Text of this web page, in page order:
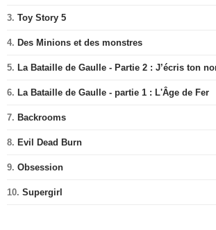
3. Toy Story 5
4. Des Minions et des monstres
5. La Bataille de Gaulle - Partie 2 : J’écris ton
6. La Bataille de Gaulle - partie 1 : L'Âge de Fer
7. Backrooms
8. Evil Dead Burn
9. Obsession
10. Supergirl